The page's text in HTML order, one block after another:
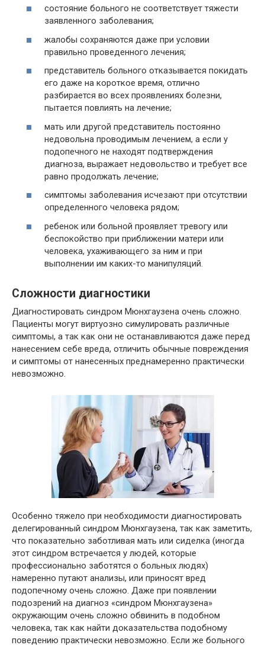
состояние больного не соответствует тяжести
заявленного заболевания;
жалобы сохраняются даже при условии
правильно проведенного лечения;
представитель больного отказывается покидать
его даже на короткое время, отлично
разбирается во всех проявлениях болезни,
пытается повлиять на лечение;
мать или другой представитель постоянно
недовольна проводимым лечением, а если у
подопечного не находят подтверждения
диагноза, выражает недовольство и требует все
равно продолжать лечение;
симптомы заболевания исчезают при отсутствии
определенного человека рядом;
ребенок или больной проявляет тревогу или
беспокойство при приближении матери или
человека, ухаживающего за ним и при
выполнении им каких-то манипуляций.
Сложности диагностики
Диагностировать синдром Мюнхгаузена очень сложно.
Пациенты могут виртуозно симулировать различные
симптомы, а так как они не останавливаются даже перед
нанесением себе вреда, отличить обычные повреждения
и симптомы от нанесенных преднамеренно практически
невозможно.
Особенно тяжело при необходимости диагностировать
делегированный синдром Мюнхгаузена, так как заметить,
что показательно заботливая мать или сиделка (иногда
этот синдром встречается у людей, которые
профессионально заботятся о больных людях)
намеренно путают анализы, или приносят вред
подопечному очень сложно. Даже при появлении
подозрений на диагноз «синдром Мюнхгаузена»
окружающим очень сложно обвинить в подобном
человека, так как найти доказательства подобному
поведению практически невозможно. Если же больного